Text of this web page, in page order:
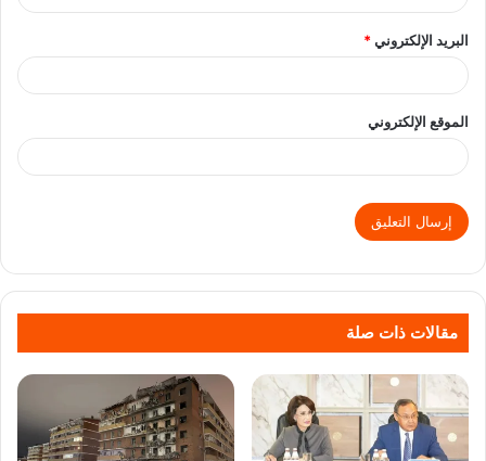
البريد الإلكتروني*
الموقع الإلكتروني
مقالات ذات صلة